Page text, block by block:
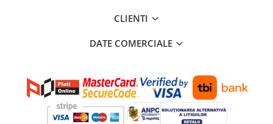
CLIENTI
DATE COMERCIALE